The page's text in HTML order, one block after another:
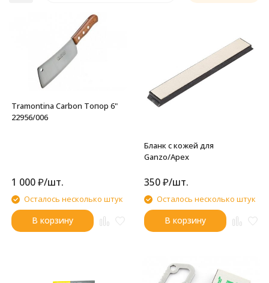
Tramontina Carbon Топор 6"
22956/006
1 000₽/шт.
Осталось несколько штук
В корзину
Бланк с кожей для
Ganzo/Apex
350₽/шт.
Осталось несколько штук
В корзину